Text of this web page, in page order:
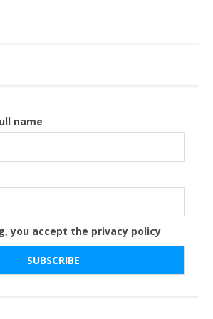
name
you accept the privacy policy